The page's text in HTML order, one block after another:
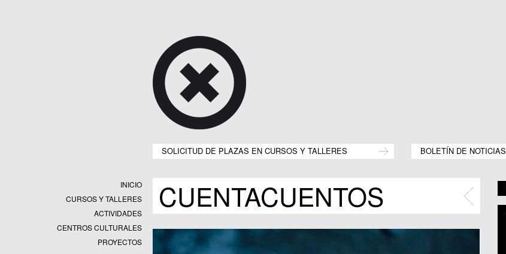
SOLICITUD DE PLAZAS EN CURSOS Y TALLERES BOLETÍN DE NOTICIAS
INICIO
CURSOS Y TALLERES
ACTIVIDADES
CENTROS CULTURALES
Equipamientos
PROYECTOS
CUENTACUENTOS